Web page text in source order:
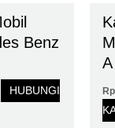
Benz
HUBUNGI
Rp